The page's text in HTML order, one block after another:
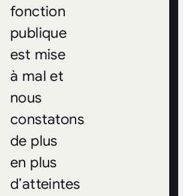
fonction
publique
est mise
à mal et
nous
constatons
de plus
en plus
d’atteintes